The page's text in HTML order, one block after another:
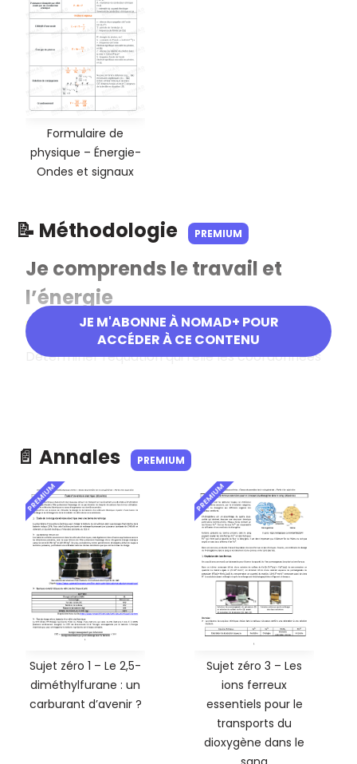
Formulaire de
physique – Énergie-
Ondes et signaux
📝 Méthodologie PREMIUM
JE M'ABONNE À NOMAD+ POUR
ACCÉDER À CE CONTENU
Je comprends le travail et
l’énergie
Objectif
Déterminer l'équation qui relie les coordonnées
📄 Annales PREMIUM
PREMIUM
Sujet zéro 1 – Le 2,5-
diméthylfurane : un
carburant d’avenir ?
PREMIUM
Sujet zéro 3 – Les
ions ferreux
essentiels pour le
transports du
dioxygène dans le